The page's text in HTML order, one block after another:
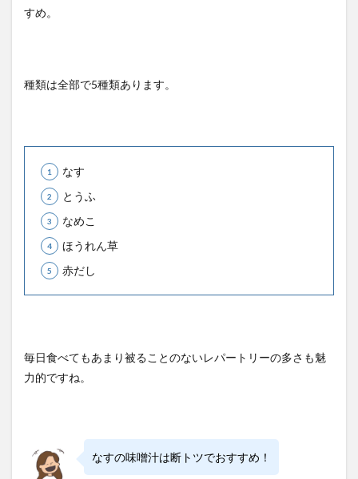
すめ。
種類は全部で5種類あります。
なす
とうふ
なめこ
ほうれん草
赤だし
毎日食べてもあまり被ることのないレパートリーの多さも魅
力的ですね。
なすの味噌汁は断トツでおすすめ！